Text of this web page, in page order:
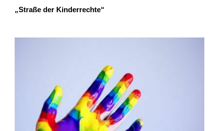
„Straße der Kinderrechte“